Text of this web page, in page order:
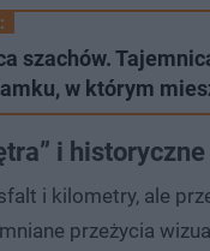
szachów.
w którym
i
i kilometry, ale
przeżycia